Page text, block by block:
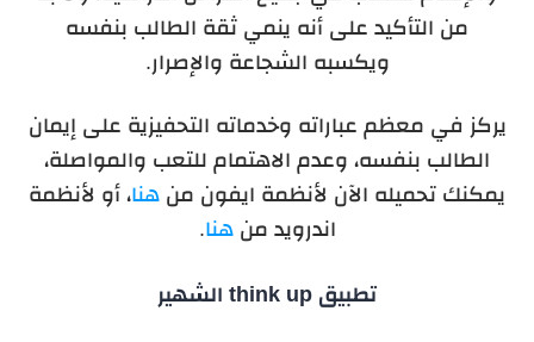
من التأكيد على أنه ينمي ثقة الطالب بنفسه
ويكسبه الشجاعة والإصرار.
يركز في معظم عباراته وخدماته التحفيزية على إيمان
الطالب بنفسه، وعدم الاهتمام للتعب والمواصلة،
يمكنك تحميله الآن لأنظمة ايفون من هنا، أو لأنظمة
اندرويد منهنا.
تطبيق think up الشهير